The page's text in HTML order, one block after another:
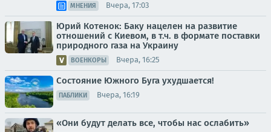
МНЕНИЯ Вчера, 17:03
Юрий Котенок: Баку нацелен на развитие
отношений с Киевом, в т.ч. в формате поставки
природного газа на Украину
ВОЕНКОРЫ Вчера, 16:25
Состояние Южного Буга ухудшается!
ПАБЛИКИ Вчера, 16:19
«Они будут делать все, чтобы нас ослабить»